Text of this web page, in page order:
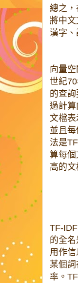
總之
將中
漢字
向量
世紀
的查
過計
文檔
並且
法是
算每
高的
TF-
的全
用作
某個
率。